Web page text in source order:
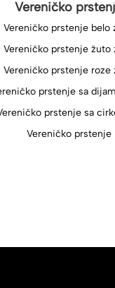
Vereničko
Vereničko prstenje belo
Vereničko prstenje žuto
Vereničko prstenje roze
prstenje sa
prstenje sa
Vereničko prstenje